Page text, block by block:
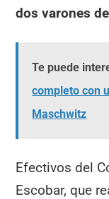
dos varones
Te puede
completo con
Maschwitz
Efectivos del
Escobar, que